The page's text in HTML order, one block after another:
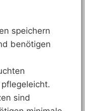
speichern
benötigen
sind